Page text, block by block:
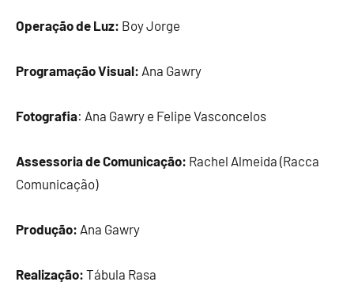
Operação de Luz: Boy Jorge
Programação Visual: Ana Gawry
Fotografia: Ana Gawry e Felipe Vasconcelos
Assessoria de Comunicação: Rachel Almeida (Racca
Comunicação)
Produção: Ana Gawry
Realização: Tábula Rasa